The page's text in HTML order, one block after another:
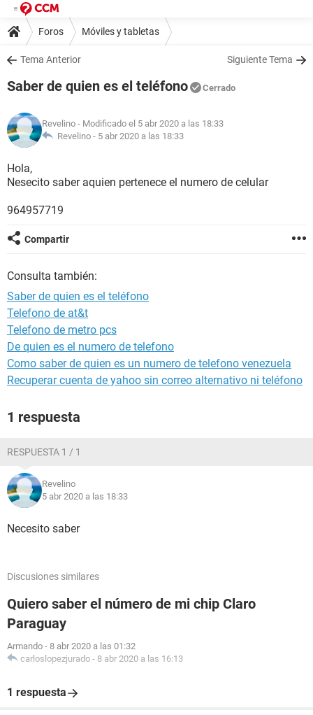
Foros Móviles y tabletas
Tema Anterior Siguiente Tema
Saber de quien es el teléfono Cerrado
Revelino - Modificado el 5 abr 2020 a las 18:33
Revelino - 5 abr 2020 a las 18:33
Hola,
Nesecito saber aquien pertenece el numero de celular
964957719
Compartir
Consulta también:
Saber de quien es el teléfono
Telefono de at&t
Telefono de metro pcs
De quien es el numero de telefono
Como saber de quien es un numero de telefono venezuela
Recuperar cuenta de yahoo sin correo alternativo ni teléfono
1 respuesta
RESPUESTA 1 / 1
Revelino
5 abr 2020 a las 18:33
Necesito saber
Discusiones similares
Quiero saber el número de mi chip Claro
Paraguay
Armando - 8 abr 2020 a las 01:32
carloslopezjurado - 8 abr 2020 a las 16:13
1 respuesta